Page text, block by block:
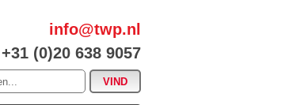
info@twp.nl
+31 (0)20 638 9057